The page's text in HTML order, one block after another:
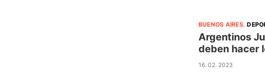
BUENOS AIRES.
Argentinos
deben hacer
16. 02. 2023